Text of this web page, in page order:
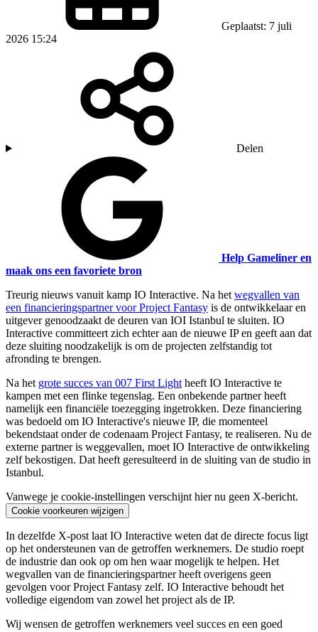
Geplaatst: 7 juli
2026 15:24
Delen
Help Gameliner en
maak ons een favoriete bron
Treurig nieuws vanuit kamp IO Interactive. Na het wegvallen van
een financieringspartner voor Project Fantasy is de ontwikkelaar en
uitgever genoodzaakt de deuren van IOI Istanbul te sluiten. IO
Interactive committeert zich echter aan de nieuwe IP en geeft aan dat
deze sluiting noodzakelijk is om de projecten zelfstandig tot
afronding te brengen.
Na het grote succes van 007 First Light heeft IO Interactive te
kampen met een flinke tegenslag. Een onbekende partner heeft
namelijk een financiële toezegging ingetrokken. Deze financiering
was bedoeld om IO Interactive's nieuwe IP, die momenteel
bekendstaat onder de codenaam Project Fantasy, te realiseren. Nu de
externe partner is weggevallen, moet IO Interactive de ontwikkeling
zelf bekostigen. Dat heeft geresulteerd in de sluiting van de studio in
Istanbul.
Vanwege je cookie-instellingen verschijnt hier nu geen X-bericht.
Cookie voorkeuren wijzigen
In dezelfde X-post laat IO Interactive weten dat de directe focus ligt
op het ondersteunen van de getroffen werknemers. De studio roept
de industrie dan ook op om hen waar mogelijk te helpen. Het
wegvallen van de financieringspartner heeft overigens geen
gevolgen voor Project Fantasy zelf. IO Interactive behoudt het
volledige eigendom van zowel het project als de IP.
Wij wensen de getroffen werknemers veel succes en een goed